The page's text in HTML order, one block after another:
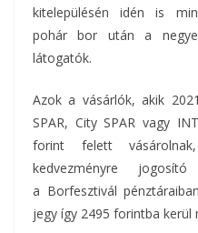
kitelepülésén idén is
pohár bor után a
látogatók.
Azok a vásárlók, akik
SPAR, City SPAR vagy
forint felett
kedvezményre
a Borfesztivál
jegy így 2495 forintba kerül